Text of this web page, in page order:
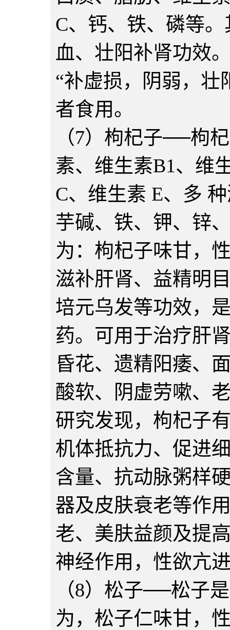
C、钙、铁、磷等
血、壮阳补肾功效
“补虚损，阴弱，壮
者食用。
（7）枸杞子──枸
素、维生素B1、维
C、维生素 E、多
芋碱、铁、钾、锌
为：枸杞子味甘，
滋补肝肾、益精明
培元乌发等功效，
药。可用于治疗肝
昏花、遗精阳痿、
酸软、阴虚劳嗽、
研究发现，枸杞子
机体抵抗力、促进
含量、抗动脉粥样
器及皮肤衰老等作
老、美肤益颜及提
神经作用，性欲亢
（8）松子──松子
为，松子仁味甘，